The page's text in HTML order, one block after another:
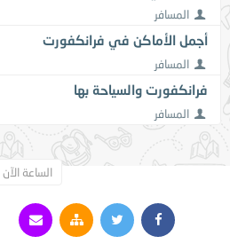
المسافر
أجمل الأماكن في فرانكفورت
المسافر
فرانكفورت والسياحة بها
المسافر
الساعة الآن